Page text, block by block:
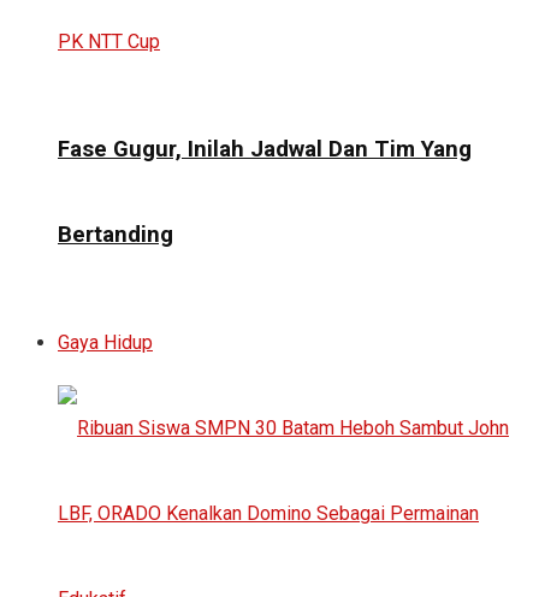
Fase Gugur, Inilah Jadwal Dan Tim Yang
Bertanding
Gaya Hidup